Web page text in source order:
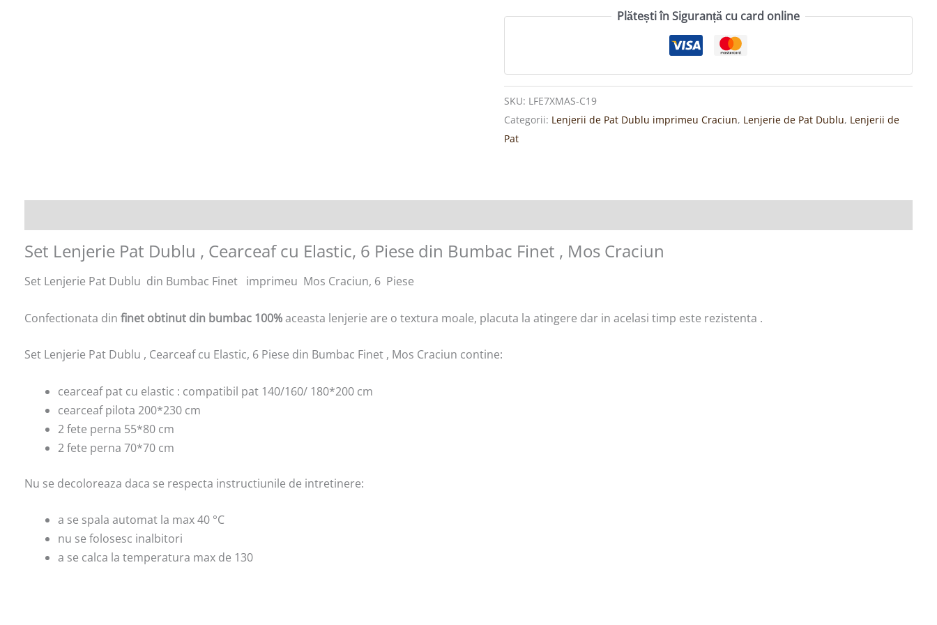
Plătești în Siguranță cu card online
SKU: LFE7XMAS-C19
Categorii: Lenjerii de Pat Dublu imprimeu Craciun, Lenjerie de Pat Dublu, Lenjerii de
Pat
Set Lenjerie Pat Dublu , Cearceaf cu Elastic, 6 Piese din Bumbac Finet , Mos Craciun
Set Lenjerie Pat Dublu din Bumbac Finet imprimeu Mos Craciun, 6 Piese
Confectionata din finet obtinut din bumbac 100%aceasta lenjerie are o textura moale, placuta la atingere dar in acelasi timp este rezistenta .
Set Lenjerie Pat Dublu , Cearceaf cu Elastic, 6 Piese din Bumbac Finet , Mos Craciun contine:
cearceaf pat cu elastic : compatibil pat 140/160/ 180*200 cm
cearceaf pilota 200*230 cm
2 fete perna 55*80 cm
2 fete perna 70*70 cm
Nu se decoloreaza daca se respecta instructiunile de intretinere:
a se spala automat la max 40 °C
nu se folosesc inalbitori
a se calca la temperatura max de 130